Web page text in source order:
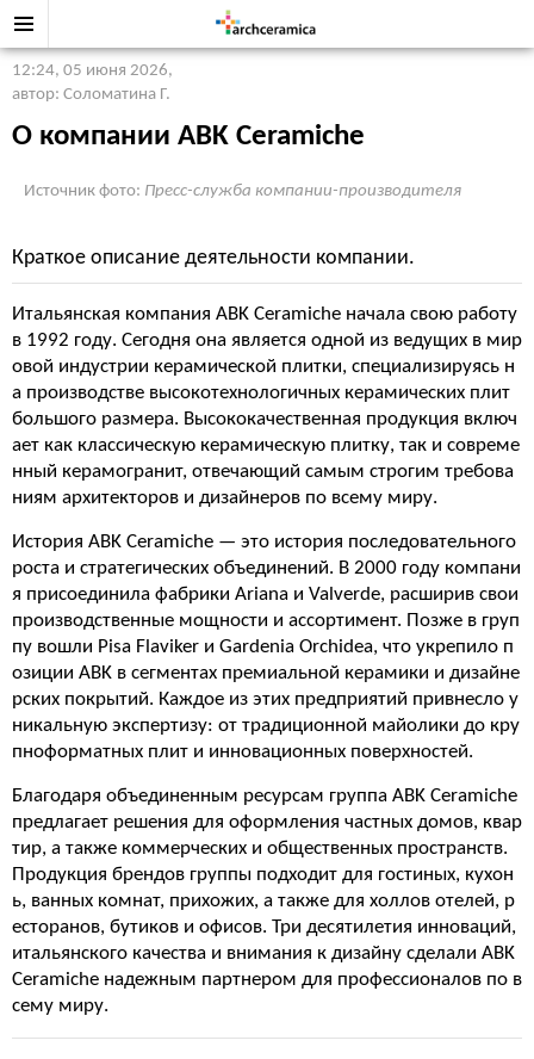
12:24, 05 июня 2026,
автор: Соломатина Г.
О компании ABK Ceramiche
Источник фото: Пресс-служба компании-производителя
Краткое описание деятельности компании.
Итальянская компания ABK Ceramiche начала свою работу
в 1992 году. Сегодня она является одной из ведущих в мир
овой индустрии керамической плитки, специализируясь н
а производстве высокотехнологичных керамических плит
большого размера. Высококачественная продукция включ
ает как классическую керамическую плитку, так и совреме
нный керамогранит, отвечающий самым строгим требова
ниям архитекторов и дизайнеров по всему миру.
История ABK Ceramiche — это история последовательного
роста и стратегических объединений. В 2000 году компани
я присоединила фабрики Ariana и Valverde, расширив свои
производственные мощности и ассортимент. Позже в груп
пу вошли Pisa Flaviker и Gardenia Orchidea, что укрепило п
озиции ABK в сегментах премиальной керамики и дизайне
рских покрытий. Каждое из этих предприятий привнесло у
никальную экспертизу: от традиционной майолики до кру
пноформатных плит и инновационных поверхностей.
Благодаря объединенным ресурсам группа ABK Ceramiche
предлагает решения для оформления частных домов, квар
тир, а также коммерческих и общественных пространств.
Продукция брендов группы подходит для гостиных, кухон
ь, ванных комнат, прихожих, а также для холлов отелей, р
есторанов, бутиков и офисов. Три десятилетия инноваций,
итальянского качества и внимания к дизайну сделали ABK
Ceramiche надежным партнером для профессионалов по в
сему миру.